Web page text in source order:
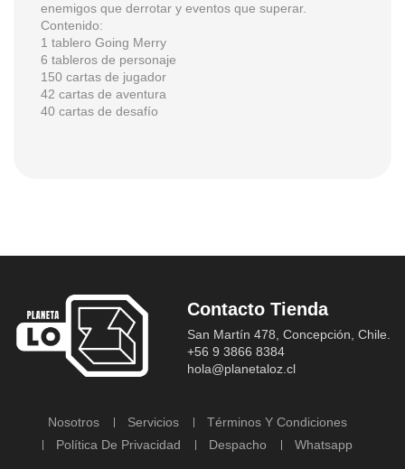
enemigos que derrotar y eventos que superar.
Contenido:
1 tablero Going Merry
6 tableros de personaje
150 cartas de jugador
42 cartas de aventura
40 cartas de desafío
Contacto Tienda
San Martín 478, Concepción, Chile.
+56 9 3866 8384
hola@planetaloz.cl
Nosotros Servicios
Términos Y Condiciones
Política De Privacidad
Despacho Whatsapp